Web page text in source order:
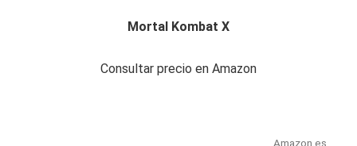
Mortal Kombat X
Consultar precio en Amazon
Amazon.es